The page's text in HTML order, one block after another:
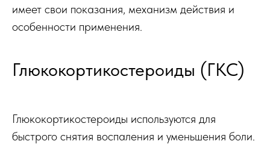
имеет свои показания, механизм действия и
особенности применения.
Глюкокортикостероиды (ГКС)
Глюкокортикостероиды используются для
быстрого снятия воспаления и уменьшения боли.